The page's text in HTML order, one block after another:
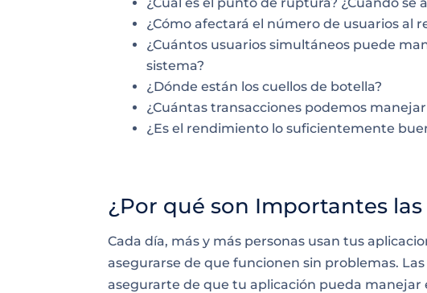
¿Cómo afectará el número de usuarios al
¿Cuántos usuarios simultáneos puede
sistema?
¿Dónde están los cuellos de botella?
¿Cuántas transacciones podemos
¿Es el rendimiento lo suficientemente
¿Por qué son Importantes
Cada día, más y más personas usan tus
asegurarse de que funcionen sin problemas.
asegurarte de que tu aplicación pueda